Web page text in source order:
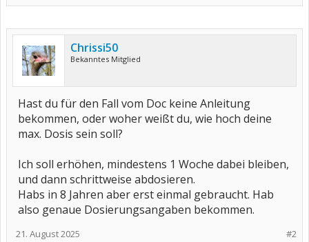
Chrissi50
Bekanntes Mitglied
Hast du für den Fall vom Doc keine Anleitung
bekommen, oder woher weißt du, wie hoch deine
max. Dosis sein soll?
Ich soll erhöhen, mindestens 1 Woche dabei bleiben,
und dann schrittweise abdosieren.
Habs in 8 Jahren aber erst einmal gebraucht. Hab
also genaue Dosierungsangaben bekommen.
#2
21. August 2025